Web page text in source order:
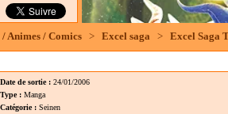
Animes / Comics > Excel saga > Excel Saga
Date de sortie : 24/01/2006
Type : Manga
Catégorie : Seinen